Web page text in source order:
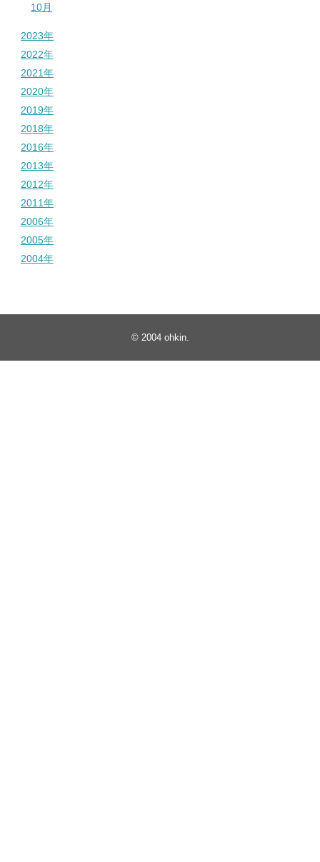
10月
2023年
2022年
2021年
2020年
2019年
2018年
2016年
2013年
2012年
2011年
2006年
2005年
2004年
© 2004 ohkin.